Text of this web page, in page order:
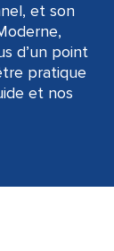
et son
d’un point
pratique
et nos